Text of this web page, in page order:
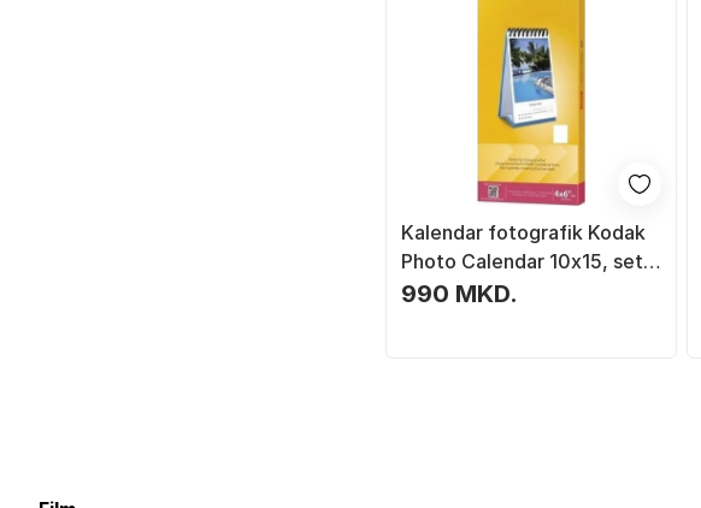
Kalendar fotografik Kodak
Photo Calendar 10x15, set
13 fletë, e bardhë
990 MKD.